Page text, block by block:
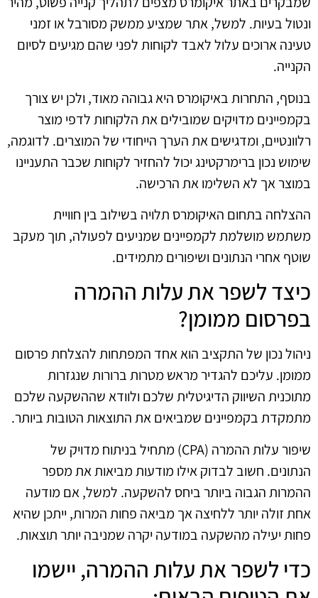
ונטול בעיות. למשל, אתר שמציע ממשק מסורבל או זמני
טעינה ארוכים עלול לאבד לקוחות לפני שהם מגיעים לסיום
הקנייה.
בנוסף, התחרות באיקומרס היא גבוהה מאוד, ולכן יש צורך
בקמפיינים מדויקים שמובילים את הלקוחות לדפי מוצר
רלוונטיים, ומדגישים את הערך הייחודי של המוצרים. לדוגמה,
שימוש נכון ברימרקטינג יכול להחזיר לקוחות שכבר התעניינו
במוצר אך לא השלימו את הרכישה.
ההצלחה בתחום האיקומרס תלויה בשילוב בין חוויית
משתמש מושלמת לקמפיינים שמניעים לפעולה, תוך מעקב
שוטף אחרי הנתונים ושיפורים מתמידים.
כיצד לשפר את עלות ההמרה
בפרסום ממומן?
ניהול נכון של התקציב הוא אחד המפתחות להצלחת פרסום
ממומן. עליכם להגדיר מראש מטרות ברורות שנגזרות
מתוכנית השיווק הדיגיטלית שלכם ולוודא שההשקעה שלכם
מתמקדת בקמפיינים שמביאים את התוצאות הטובות ביותר.
שיפור עלות ההמרה (CPA) מתחיל בניתוח מדויק של
הנתונים. חשוב לבדוק אילו מודעות מביאות את מספר
ההמרות הגבוה ביותר ביחס להשקעה. למשל, אם מודעה
אחת זולה יותר ללחיצה אך מביאה פחות המרות, ייתכן שהיא
פחות יעילה מהשקעה במודעה יקרה שמניבה יותר תוצאות.
כדי לשפר את עלות ההמרה, יישמו